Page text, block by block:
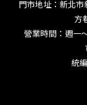
門市地址：新北
方
營業時間：週一
統